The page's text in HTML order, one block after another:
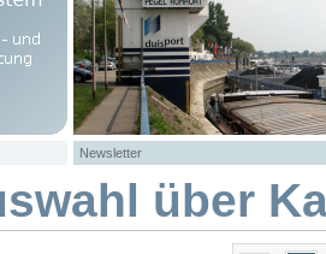
Newsletter
über